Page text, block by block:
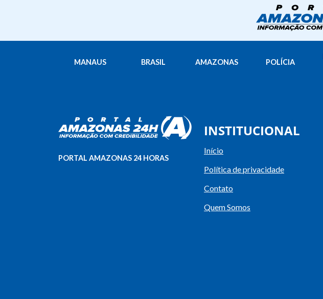
MANAUS BRASIL AMAZONAS POLÍCIA
PORTAL AMAZONAS 24 HORAS
INSTITUCIONAL
Início
Política de privacidade
Contato
Quem Somos